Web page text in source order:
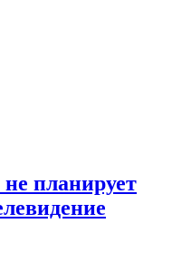
планирует